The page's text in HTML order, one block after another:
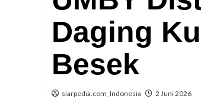
Daging
Besek
siarpedia.com_Indonesia 2 Juni 2026